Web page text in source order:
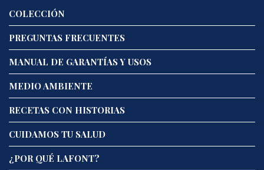
COLECCIÓN
PREGUNTAS FRECUENTES
MANUAL DE GARANTÍAS Y USOS
MEDIO AMBIENTE
RECETAS CON HISTORIAS
CUIDAMOS TU SALUD
¿POR QUÉ LAFONT?